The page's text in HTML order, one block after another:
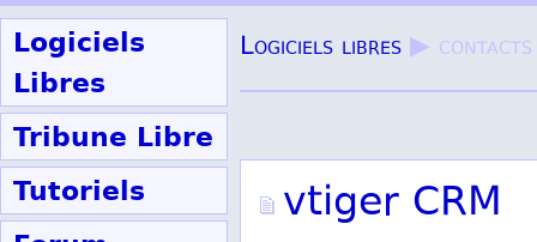
Logiciels
Libres
Tribune Libre
Tutoriels
Logiciels libres ▶
vtiger CRM